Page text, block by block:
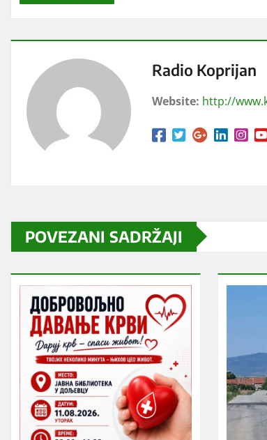
Radio Koprijan
Website: http://
POVEZANI SADRŽAJI